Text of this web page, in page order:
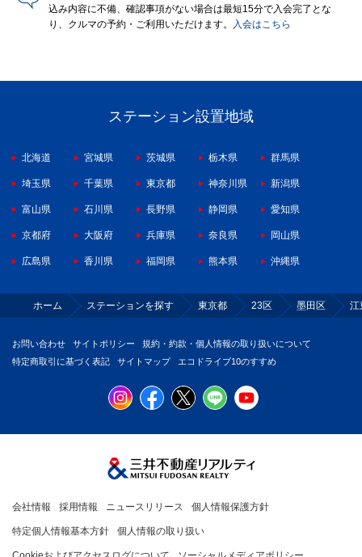
込み内容に不備、確認事項がない場合は最短15分で入会完了とな
り、クルマの予約・ご利用いただけます。
入会はこちら
ステーション設置地域
北海道 宮城県 茨城県 栃木県 群馬県
埼玉県 千葉県 東京都 神奈川県 新潟県
富山県 石川県 長野県 静岡県 愛知県
京都府 大阪府 兵庫県 奈良県 岡山県
広島県 香川県 福岡県 熊本県 沖縄県
ホーム ステーションを探す 東京都 23区 墨田区 江
お問い合わせ サイトポリシー
規約・約款・個人情報の取り扱いについて
特定商取引に基づく表記
サイトマップ エコドライブ10のすすめ
会社情報 採用情報 ニュースリリース 個人情報保護方針
特定個人情報基本方針 個人情報の取り扱い